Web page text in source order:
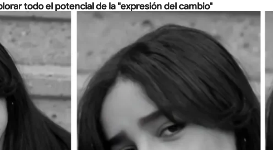
todo el potencial de la "expresión del cambio"